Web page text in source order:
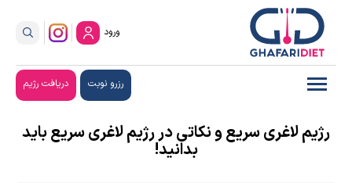
ورود
رزرو نوبت دریافت رژیم
رژیم لاغری سریع و نکاتی در رژیم لاغری سریع باید
بدانید!